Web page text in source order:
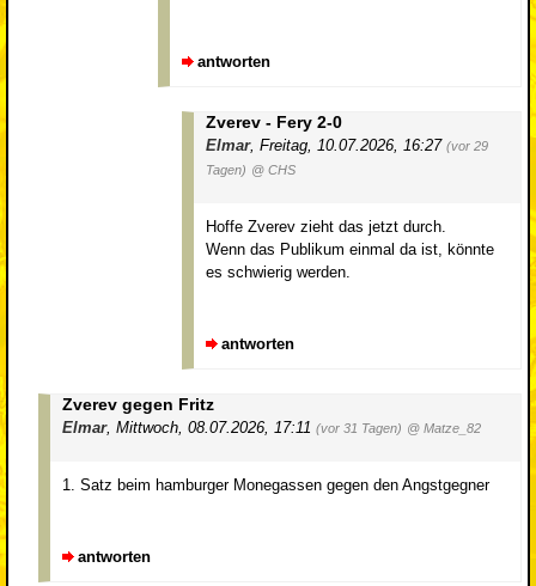
antworten
Zverev - Fery 2-0
Elmar, Freitag, 10.07.2026, 16:27 (vor 29
Tagen) @ CHS
Hoffe Zverev zieht das jetzt durch.
Wenn das Publikum einmal da ist, könnte
es schwierig werden.
antworten
Zverev gegen Fritz
Elmar, Mittwoch, 08.07.2026, 17:11 (vor 31 Tagen) @ Matze_82
1. Satz beim hamburger Monegassen gegen den Angstgegner
antworten